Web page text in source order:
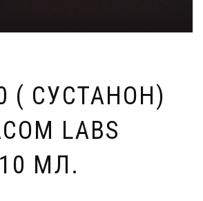
( СУСТАНОН)
LABS
МЛ.